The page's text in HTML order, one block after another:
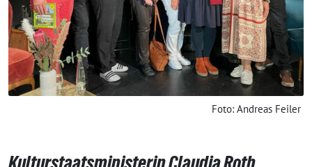
Foto: Andreas Feiler